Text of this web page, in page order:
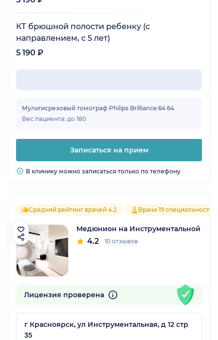
КТ брюшной полости ребенку (с
направлением, с 5 лет)
5 190 ₽
Мультисрезовый томограф Philips Brilliance 64 64
Вес пациента: до 180
Записаться на прием
В клинику можно записаться только по телефону
Средний рейтинг врачей 4.2 Врачи 19 специальностей
Медюнион на Инструментальной
4.2 10 отзывов
Лицензия проверена
г Красноярск, ул Инструментальная, д 12 стр
35